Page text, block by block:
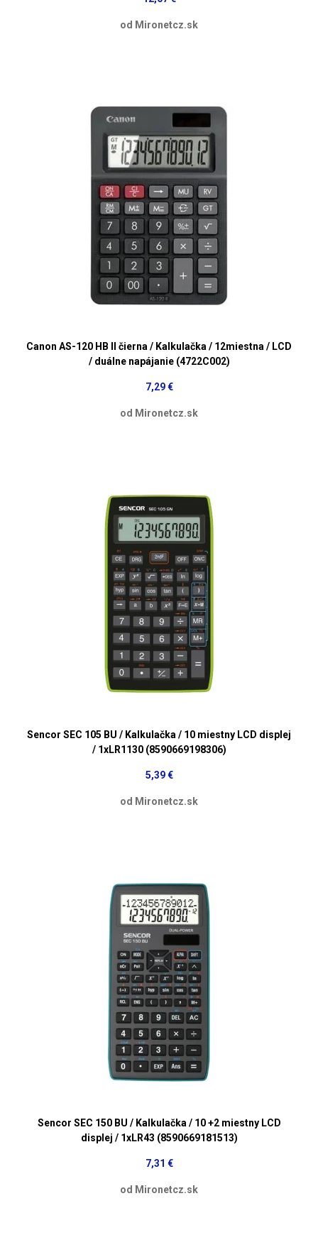
od Mironetcz.sk
Canon AS-120 HB II čierna / Kalkulačka / 12miestna / LCD
/ duálne napájanie (4722C002)
7,29 €
od Mironetcz.sk
Sencor SEC 105 BU / Kalkulačka / 10 miestny LCD displej
/ 1xLR1130 (8590669198306)
5,39 €
od Mironetcz.sk
Sencor SEC 150 BU / Kalkulačka / 10 +2 miestny LCD
displej / 1xLR43 (8590669181513)
7,31 €
od Mironetcz.sk